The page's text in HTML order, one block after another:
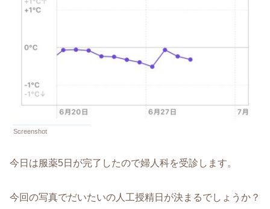
Screenshot
今日は服薬5日が完了したので婦人科を受診します。
今回の写真でだいたいの人工授精日が決まるでしょうか？